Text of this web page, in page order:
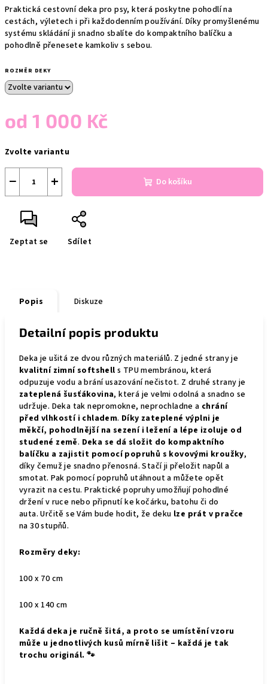
Praktická cestovní deka pro psy, která poskytne pohodlí na
cestách, výletech i při každodenním používání. Díky promyšlenému
systému skládání ji snadno sbalíte do kompaktního balíčku a
pohodlně přenesete kamkoliv s sebou.
ROZMĚR DEKY
od1 000 Kč
cena:
Zvolte variantu
+
− Do košíku
Zeptat se Sdílet
Popis Diskuze
Detailní popis produktu
Deka je ušitá ze dvou různých materiálů. Z jedné strany je
kvalitní zimní softshell s TPU membránou, která
odpuzuje vodu a brání usazování nečistot. Z druhé strany je
zateplená šusťákovina, která je velmi odolná a snadno se
udržuje. Deka tak nepromokne, neprochladne a chrání
před vlhkostí i chladem. Díky zateplené výplni je
měkčí, pohodlnější na sezení i ležení a lépe izoluje od
studené země. Deka se dá složit do kompaktního
balíčku a zajistit pomocí popruhů s kovovými kroužky,
díky čemuž je snadno přenosná. Stačí ji přeložit napůl a
smotat. Pak pomocí popruhů utáhnout a můžete opět
vyrazit na cestu. Praktické popruhy umožňují pohodlné
držení v ruce nebo připnutí ke kočárku, batohu či do
auta.Určitě se Vám bude hodit, že deku lze prát v pračce
na 30 stupňů.
Rozměry deky:
100 x 70 cm
100 x 140 cm
Každá deka je ručně šitá, a proto se umístění vzoru
může u jednotlivých kusů mírně lišit – každá je tak
trochu originál. 🐾